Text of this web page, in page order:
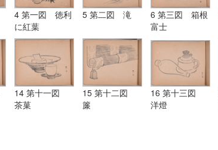
4 第一図 徳利
に紅葉
5 第二図 滝
6 第三図 箱根
富士
14 第十一図
茶菓
15 第十二図
簾
16 第十三図
洋燈